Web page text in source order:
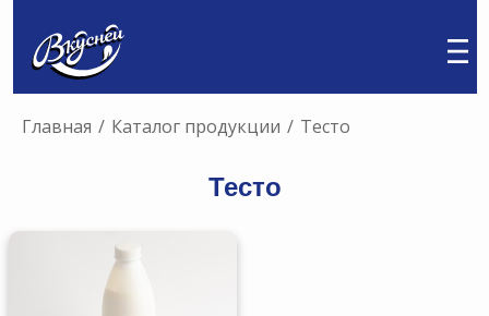
Главная / Каталог продукции / Тесто
Тесто